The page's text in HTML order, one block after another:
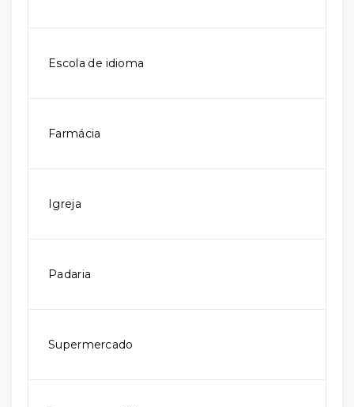
Escola de idioma
Farmácia
Igreja
Padaria
Supermercado